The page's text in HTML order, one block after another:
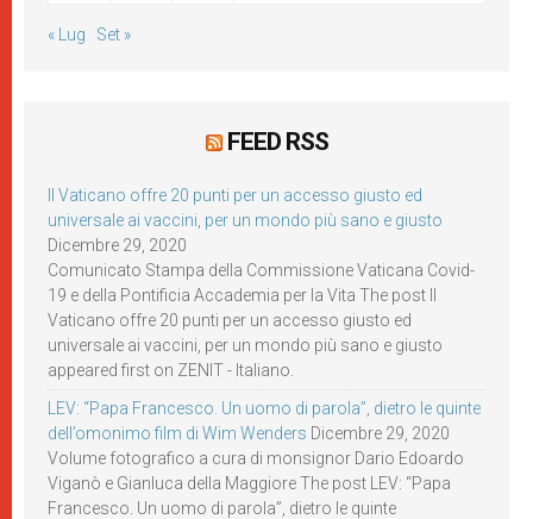
« Lug Set »
FEED RSS
Il Vaticano offre 20 punti per un accesso giusto ed
universale ai vaccini, per un mondo più sano e giusto
Dicembre 29, 2020
Comunicato Stampa della Commissione Vaticana Covid-
19 e della Pontificia Accademia per la Vita The post Il
Vaticano offre 20 punti per un accesso giusto ed
universale ai vaccini, per un mondo più sano e giusto
appeared first on ZENIT - Italiano.
LEV: “Papa Francesco. Un uomo di parola”, dietro le quinte
dell’omonimo film di Wim Wenders Dicembre 29, 2020
Volume fotografico a cura di monsignor Dario Edoardo
Viganò e Gianluca della Maggiore The post LEV: “Papa
Francesco. Un uomo di parola”, dietro le quinte